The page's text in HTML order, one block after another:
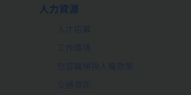
人力資源
人才招募
工作環境
包容職場與人權政策
交通資訊